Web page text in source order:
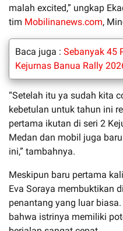
malah excited,” ungkap
tim Mobilinanews.com,
Baca juga : Sebanyak 45
Kejurnas Banua Rally
“Setelah itu ya sudah kita
kebetulan untuk tahun ini
pertama ikutan di seri 2
Medan dan mobil juga
ini,” tambahnya.
Meskipun baru pertama
Eva Soraya membuktikan
penantang yang luar
bahwa istrinya memiliki